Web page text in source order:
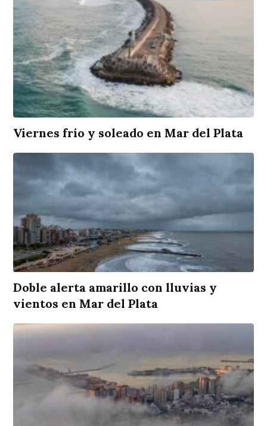
Viernes frío y soleado en Mar del Plata
Doble alerta amarillo con lluvias y
vientos en Mar del Plata